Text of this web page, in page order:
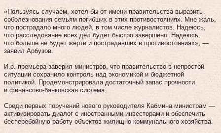
«Пользуясь случаем, хотел бы от имени правительства выразить
соболезнования семьям погибших в этих противостояниях. Мне жаль,
что пострадало много людей, в том числе журналистов. Надеюсь,
что расследование всех дел будет быстро завершено. Надеюсь,
что больше не будет жертв и пострадавших в противостояниях», —
заявил Арбузов.
И.о. премьера заверил министров, что правительство в непростой
ситуации сохранило контроль над экономикой и бюджетной
политикой. Продемонстрировала достаточный запас прочности
и финансово-банковская система.
Среди первых поручений нового руководителя Кабмина министрам —
активизировать диалог с иностранными инвесторами и обеспечить
бесперебойную работу объектов жилищно-коммунального хозяйства.